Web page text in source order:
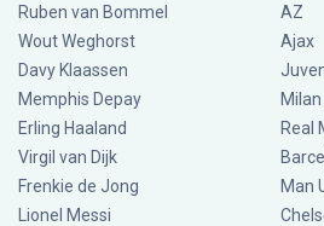
Ruben van Bommel
Wout Weghorst
Davy Klaassen
Memphis Depay
Erling Haaland
Virgil van Dijk
Frenkie de Jong
Lionel Messi
AZ
Ajax
Milan
Real
Man